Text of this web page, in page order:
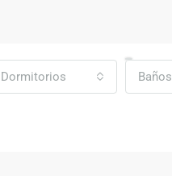
Dormitorios Baños